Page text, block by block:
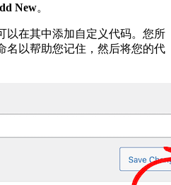
New。
以在其中添加自定义代码。您所
名以帮助您记住，然后将您的代